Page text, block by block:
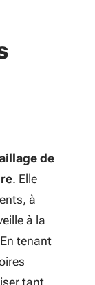
de
. Elle
à
à la
tenant
tant